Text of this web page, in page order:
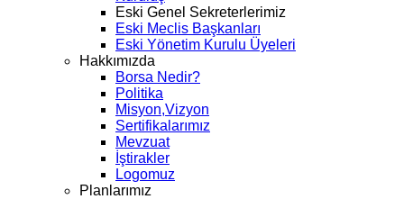
Eski Genel Sekreterlerimiz
Eski Meclis Başkanları
Eski Yönetim Kurulu Üyeleri
Hakkımızda
Borsa Nedir?
Politika
Misyon,Vizyon
Sertifikalarımız
Mevzuat
İştirakler
Logomuz
Planlarımız